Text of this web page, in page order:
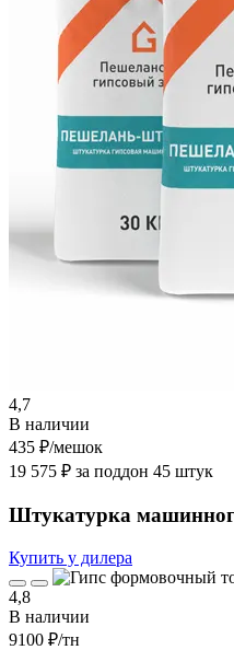
4,7
В наличии
435 ₽/мешок
19 575 ₽ за поддон 45 штук
Штукатурка
Купить у дилера
4,8
В наличии
9100 ₽/тн